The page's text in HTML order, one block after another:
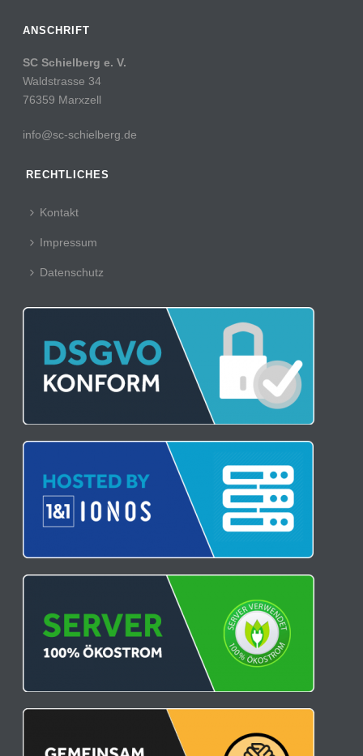
ANSCHRIFT
SC Schielberg e. V.
Waldstrasse 34
76359 Marxzell
info@sc-schielberg.de
RECHTLICHES
Kontakt
Impressum
Datenschutz